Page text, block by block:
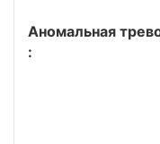
Аномальная
: